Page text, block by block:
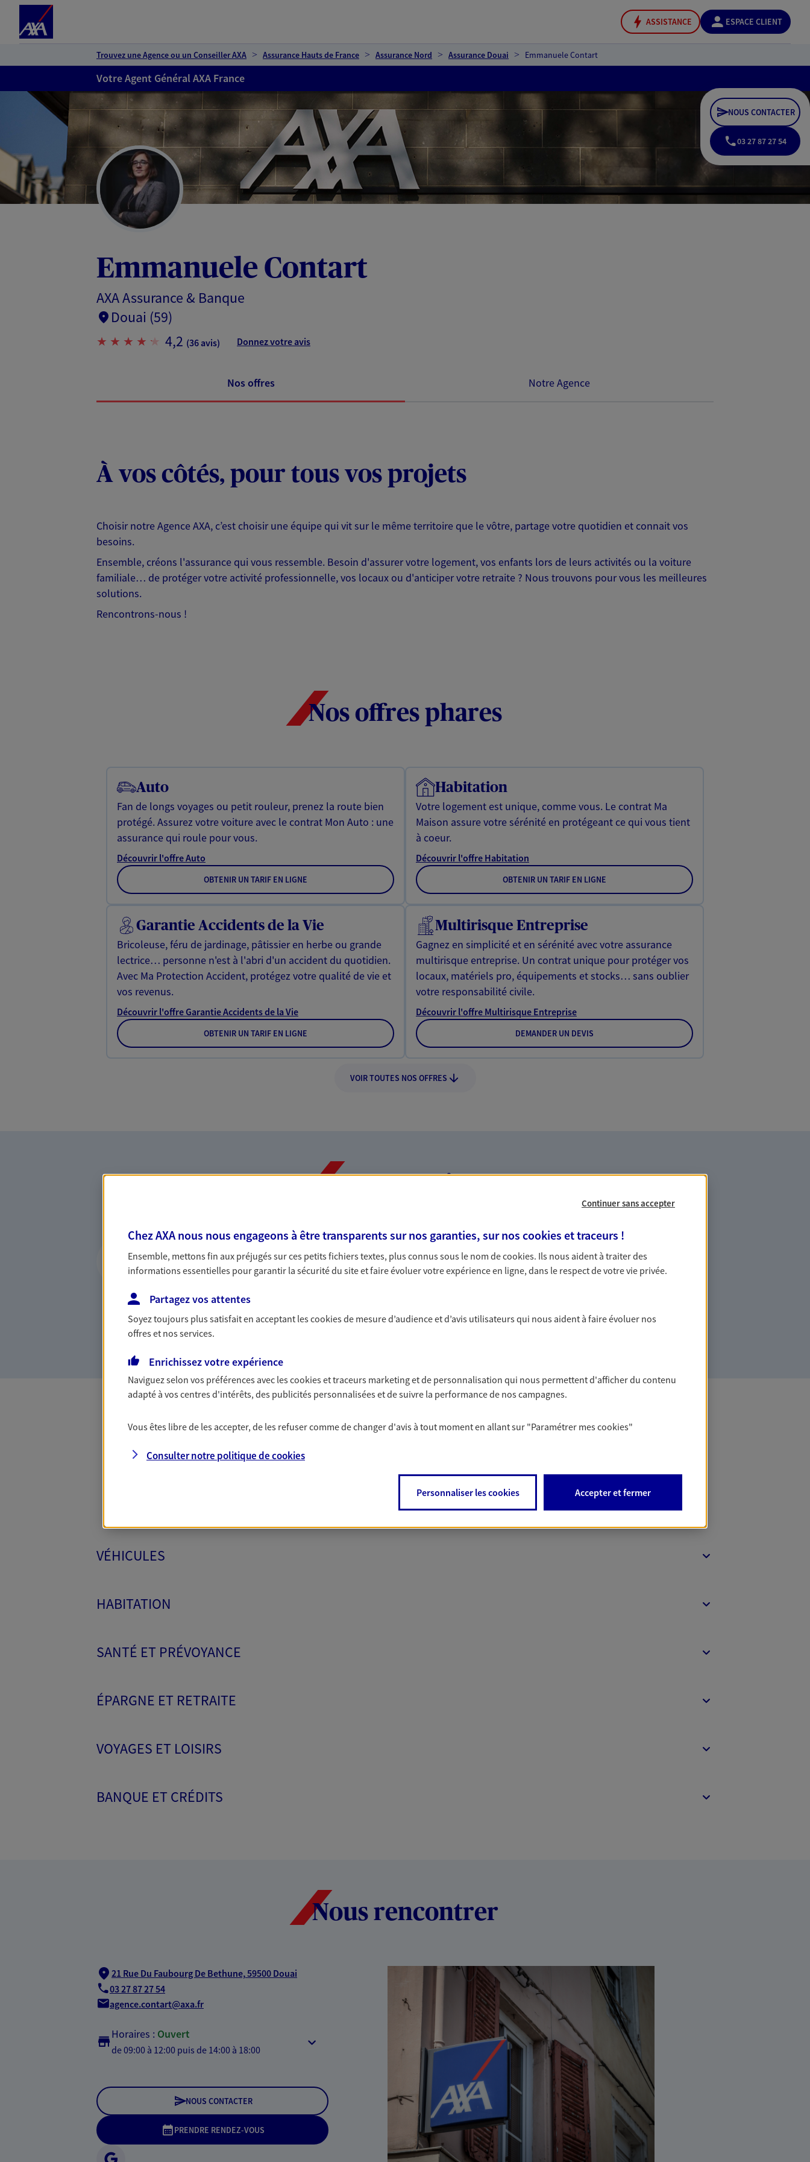
ASSISTANCE ESPACE CLIENT
Trouvez une Agence ou un Conseiller AXA Assurance Hauts de France Assurance Nord Assurance Douai Emmanuele Contart
Votre Agent Général AXA France
Emmanuele Contart
AXA Assurance & Banque
Douai (59)
4,2 (36 avis) Donnez votre avis
NOUS CONTACTER
03 27 87 27 54
Nos offres Notre Agence
À vos côtés, pour tous vos projets
Choisir notre Agence AXA, c’est choisir une équipe qui vit sur le même territoire que le vôtre, partage votre quotidien et connait vos
besoins.
Ensemble, créons l'assurance qui vous ressemble. Besoin d'assurer votre logement, vos enfants lors de leurs activités ou la voiture
familiale… de protéger votre activité professionnelle, vos locaux ou d'anticiper votre retraite ? Nous trouvons pour vous les meilleures
solutions.
Rencontrons-nous !
Nos offres phares
Auto
Fan de longs voyages ou petit rouleur, prenez la route bien
protégé. Assurez votre voiture avec le contrat Mon Auto : une
assurance qui roule pour vous.
Découvrir l'offre Auto
OBTENIR UN TARIF EN LIGNE
Habitation
Votre logement est unique, comme vous. Le contrat Ma
Maison assure votre sérénité en protégeant ce qui vous tient
à coeur.
Découvrir l'offre Habitation
OBTENIR UN TARIF EN LIGNE
Garantie Accidents de la Vie
Bricoleuse, féru de jardinage, pâtissier en herbe ou grande
lectrice… personne n'est à l'abri d'un accident du quotidien.
Avec Ma Protection Accident, protégez votre qualité de vie et
vos revenus.
Découvrir l'offre Garantie Accidents de la Vie
OBTENIR UN TARIF EN LIGNE
Multirisque Entreprise
Gagnez en simplicité et en sérénité avec votre assurance
multirisque entreprise. Un contrat unique pour protéger vos
locaux, matériels pro, équipements et stocks… sans oublier
votre responsabilité civile.
Découvrir l'offre Multirisque Entreprise
DEMANDER UN DEVIS
VOIR TOUTES NOS OFFRES
Nos expertises
Vous accompagner dans la durée et la
confiance
votre vie, c'est ainsi que nous concevons notre métier : dans
la confiance et la proximité. C'est en apprenant à vous
connaître que nous proposons de meilleures solutions.
Accompagner les professionnels et les
entreprises
votre activité, vos collaborateurs... mais aussi vous-même et
Toutes nos offres Assurance & Banque
PRO & ENTREPRISES
VÉHICULES
HABITATION
SANTÉ ET PRÉVOYANCE
ÉPARGNE ET RETRAITE
VOYAGES ET LOISIRS
BANQUE ET CRÉDITS
Nous rencontrer
21 Rue Du Faubourg De Bethune,59500 Douai
03 27 87 27 54
agence.contart@axa.fr
Horaires : Ouvert
de 09:00 à 12:00 puis de 14:00 à 18:00
NOUS CONTACTER
PRENDRE RENDEZ-VOUS
Continuer sans accepter
Chez AXA nous nous engageons à être transparents sur nos garanties, sur nos cookies et traceurs !
Ensemble, mettons fin aux préjugés sur ces petits fichiers textes, plus connus sous le nom decookies. Ils nous aident à traiter des
informations essentielles pour garantir la sécurité du site et faire évoluer votre expérience en ligne, dans le respect de votre vie privée.
Partagez vos attentes
Soyez toujours plus satisfait en acceptant lescookiesde mesure d’audience et d’avis utilisateurs qui nous aident à faire évoluer nos
offres et nos services.
Enrichissez votre expérience
Naviguez selon vos préférences avec lescookies et traceurs marketing et de personnalisation qui nous permettent d'afficher du contenu
adapté à vos centres d'intérêts, des publicités personnalisées et de suivre la performance de nos campagnes.
Vous êtes libre de les accepter, de les refuser comme de changer d'avis à tout moment en allant sur "Paramétrer mescookies"
Consulter notre politique decookies
Personnaliser les cookies Accepter et fermer